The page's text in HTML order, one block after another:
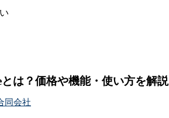
は？価格や機能・使い方を解説
同会社